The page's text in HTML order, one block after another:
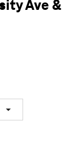
Ave &
arrow_drop_down